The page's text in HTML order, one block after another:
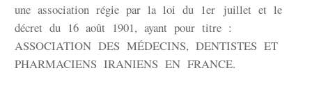
une association régie par la loi du 1er juillet et le
décret du 16 août 1901, ayant pour titre :
ASSOCIATION DES MÉDECINS, DENTISTES ET
PHARMACIENS IRANIENS EN FRANCE.